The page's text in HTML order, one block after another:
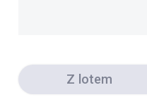
Z lotem